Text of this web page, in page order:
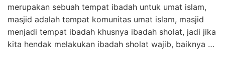
merupakan sebuah tempat ibadah untuk umat islam,
masjid adalah tempat komunitas umat islam, masjid
menjadi tempat ibadah khusnya ibadah sholat, jadi jika
kita hendak melakukan ibadah sholat wajib, baiknya …